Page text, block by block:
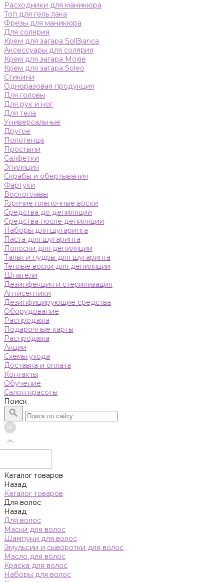
Расходники для маникюра
Топ для гель лака
Фрезы для маникюра
Для солярия
Крем для загара SolBianca
Аксессуары для солярия
Крем для загара Moxie
Крем для загара Soleo
Стикини
Одноразовая продукция
Для головы
Для рук и ног
Для тела
Универсальные
Другое
Полотенца
Простыни
Салфетки
Эпиляция
Скрабы и обертывания
Фартуки
Воскоплавы
Горячие пленочные воски
Средства до депиляции
Средства после депиляции
Наборы для шугаринга
Паста для шугаринга
Полоски для депиляции
Тальк и пудры для шугаринга
Теплые воски для депиляции
Шпатели
Дезинфекция и стерилизация
Антисептики
Дезинфицирующие средства
Оборудование
Распродажа
Подарочные карты
Распродажа
Акции
Схемы ухода
Доставка и оплата
Контакты
Обучение
Салон красоты
Поиск
Каталог товаров
Назад
Каталог товаров
Для волос
Назад
Для волос
Маски для волос
Шампуни для волос
Эмульсии и сыворотки для волос
Масло для волос
Краска для волос
Наборы для волос